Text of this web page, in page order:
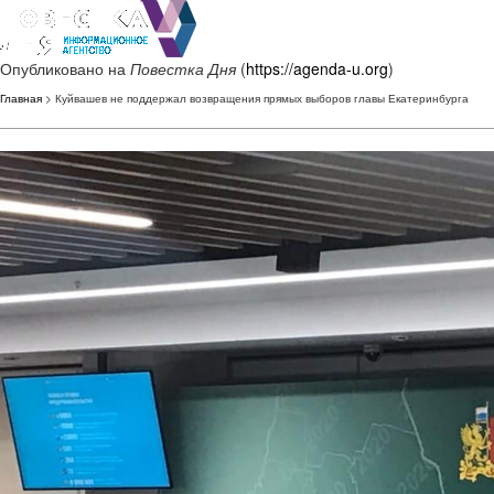
Опубликовано на Повестка Дня (https://agenda-u.org)
Главная > Куйвашев не поддержал возвращения прямых выборов главы Екатеринбурга